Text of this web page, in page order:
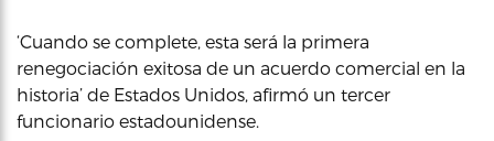
‘Cuando se complete, esta será la primera
renegociación exitosa de un acuerdo comercial en la
historia’ de Estados Unidos, afirmó un tercer
funcionario estadounidense.